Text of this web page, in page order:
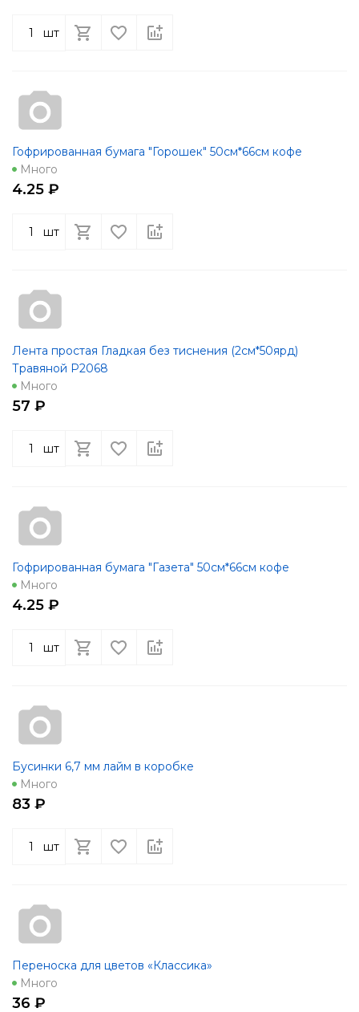
шт
Гофрированная бумага "Горошек" 50см*66см кофе
Много
4.25 ₽
шт
Лента простая Гладкая без тиснения (2см*50ярд)
Травяной Р2068
Много
57 ₽
шт
Гофрированная бумага "Газета" 50см*66см кофе
Много
4.25 ₽
шт
Бусинки 6,7 мм лайм в коробке
Много
83 ₽
шт
Переноска для цветов «Классика»
Много
36 ₽